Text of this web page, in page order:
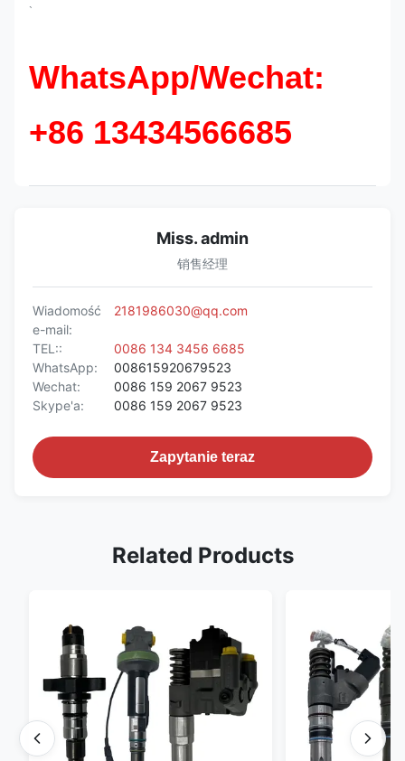
`
WhatsApp/Wechat:
+86 13434566685
Miss. admin
销售经理
Wiadomość
e-mail:
2181986030@qq.com
TEL::
0086 134 3456 6685
WhatsApp:
008615920679523
Wechat:
0086 159 2067 9523
Skype'a:
0086 159 2067 9523
Zapytanie teraz
Related Products